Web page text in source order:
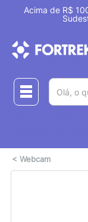
Acima de R$
< Webcam